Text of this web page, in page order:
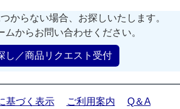
からない場合、お探しいたします。
ムからお問い合わせください。
し／商品リクエスト受付
基づく表示 ご利用案内 Q＆A